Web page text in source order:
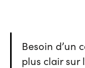
Besoin d’un
plus clair sur